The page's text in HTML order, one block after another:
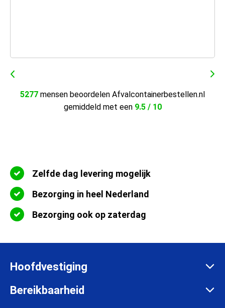
5277 mensen beoordelen Afvalcontainerbestellen.nl
gemiddeld met een 9.5 / 10
Zelfde dag levering mogelijk
Bezorging in heel Nederland
Bezorging ook op zaterdag
Hoofdvestiging
Zadelmakersstraat 26
Bereikbaarheid